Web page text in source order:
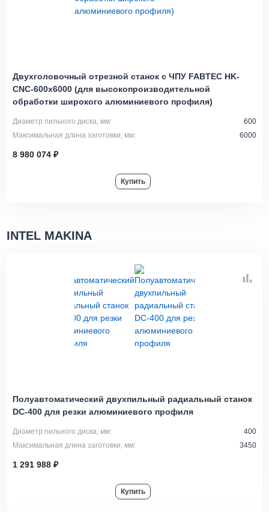
Двухголовочный отрезной станок с ЧПУ FABTEC HK-
CNC-600x6000 (для высокопроизводительной
обработки широкого алюминиевого профиля)
Диаметр пильного диска, мм:
600
Максимальная длина заготовки, мм:
6000
8 980 074 ₽
Купить
INTEL MAKINA
Полуавтоматический двухпильный радиальный станок
DC-400 для резки алюминиевого профиля
Диаметр пильного диска, мм:
400
Максимальная длина заготовки, мм:
3450
1 291 988 ₽
Купить